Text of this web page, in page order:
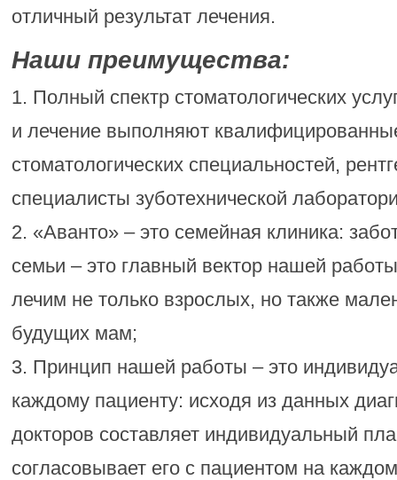
отличный результат лечения.
Наши преимущества:
1. Полный спектр стоматологических
и лечение выполняют
стоматологических специальностей,
специалисты зуботехнической
2. «Аванто» – это семейная клиника:
семьи – это главный вектор нашей
лечим не только взрослых, но также
будущих мам;
3. Принцип нашей работы – это
каждому пациенту: исходя из данных
докторов составляет индивидуальный
согласовывает его с пациентом на